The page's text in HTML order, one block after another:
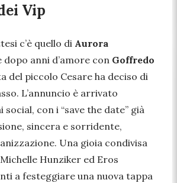
Vip
c’è quello di Aurora
dopo anni d’amore con Goffredo
del piccolo Cesare ha deciso di
L’annuncio è arrivato
con i “save the date” già
sincera e sorridente,
Una gioia condivisa
Hunziker ed Eros
a festeggiare una nuova tappa